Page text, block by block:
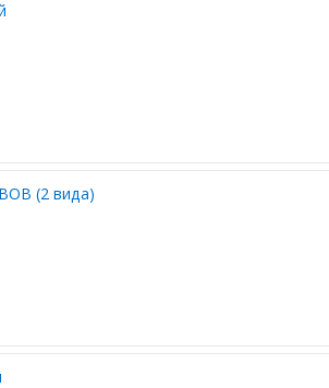
(2 вида)